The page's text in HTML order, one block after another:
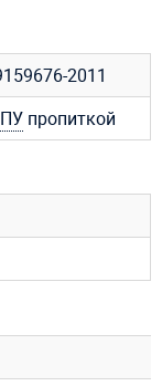
2011
ПУ пропиткой